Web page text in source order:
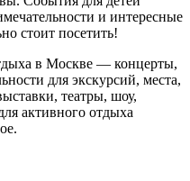
и интересные
стоит посетить!
в Москве — концерты,
для экскурсий, места,
театры, шоу,
активного отдыха